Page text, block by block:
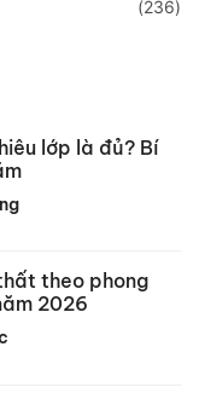
(236)
lớp là đủ? Bí
theo phong
2026